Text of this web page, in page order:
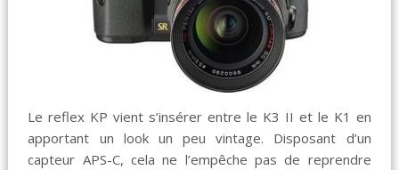
Le reflex KP vient s’insérer entre le K3 II et le K1 en
apportant un look un peu vintage. Disposant d’un
capteur APS-C, cela ne l’empêche pas de reprendre